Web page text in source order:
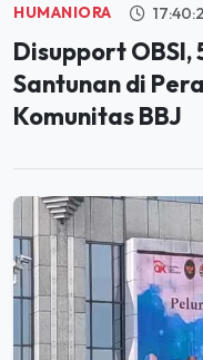
HUMANIORA
Disupport OBSI,
Santunan di
Komunitas BBJ